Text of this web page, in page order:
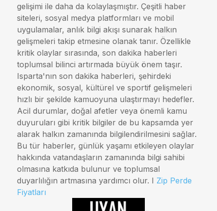
gelişimi ile daha da kolaylaşmıştır. Çeşitli haber
siteleri, sosyal medya platformları ve mobil
uygulamalar, anlık bilgi akışı sunarak halkın
gelişmeleri takip etmesine olanak tanır. Özellikle
kritik olaylar sırasında, son dakika haberleri
toplumsal bilinci artırmada büyük önem taşır.
Isparta'nın son dakika haberleri, şehirdeki
ekonomik, sosyal, kültürel ve sportif gelişmeleri
hızlı bir şekilde kamuoyuna ulaştırmayı hedefler.
Acil durumlar, doğal afetler veya önemli kamu
duyuruları gibi kritik bilgiler de bu kapsamda yer
alarak halkın zamanında bilgilendirilmesini sağlar.
Bu tür haberler, günlük yaşamı etkileyen olaylar
hakkında vatandaşların zamanında bilgi sahibi
olmasına katkıda bulunur ve toplumsal
duyarlılığın artmasına yardımcı olur. I Zip Perde
Fiyatları